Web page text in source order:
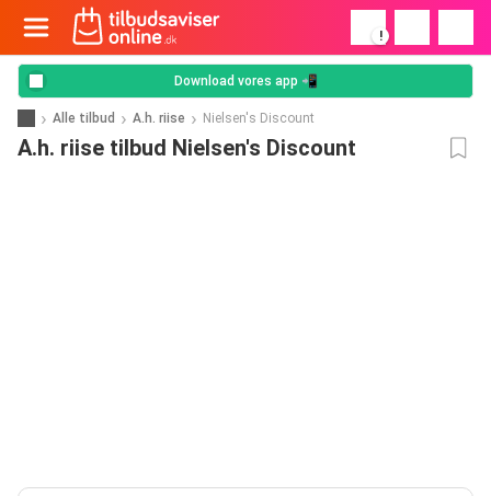
!
Download vores app 📲
Alle tilbud A.h. riise Nielsen's Discount
A.h. riise tilbud Nielsen's Discount